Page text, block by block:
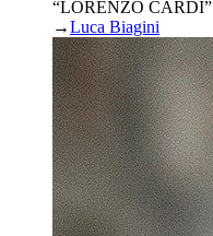
“LORENZO CARDI”
→Luca Biagini